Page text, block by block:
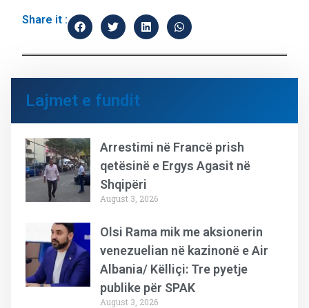
Share it :
Lajmet e fundit
Arrestimi në Francë prish
qetësinë e Ergys Agasit në
Shqipëri
August 3, 2026
Olsi Rama mik me aksionerin
venezuelian në kazinonë e Air
Albania/ Këlliçi: Tre pyetje
publike për SPAK
August 3, 2026